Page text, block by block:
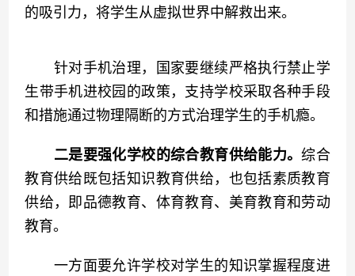
的吸引力，将学生从虚拟世界中解救出来。
针对手机治理，国家要继续严格执行禁止学
生带手机进校园的政策，支持学校采取各种手段
和措施通过物理隔断的方式治理学生的手机瘾。
二是要强化学校的综合教育供给能力。综合
教育供给既包括知识教育供给，也包括素质教育
供给，即品德教育、体育教育、美育教育和劳动
教育。
一方面要允许学校对学生的知识掌握程度进